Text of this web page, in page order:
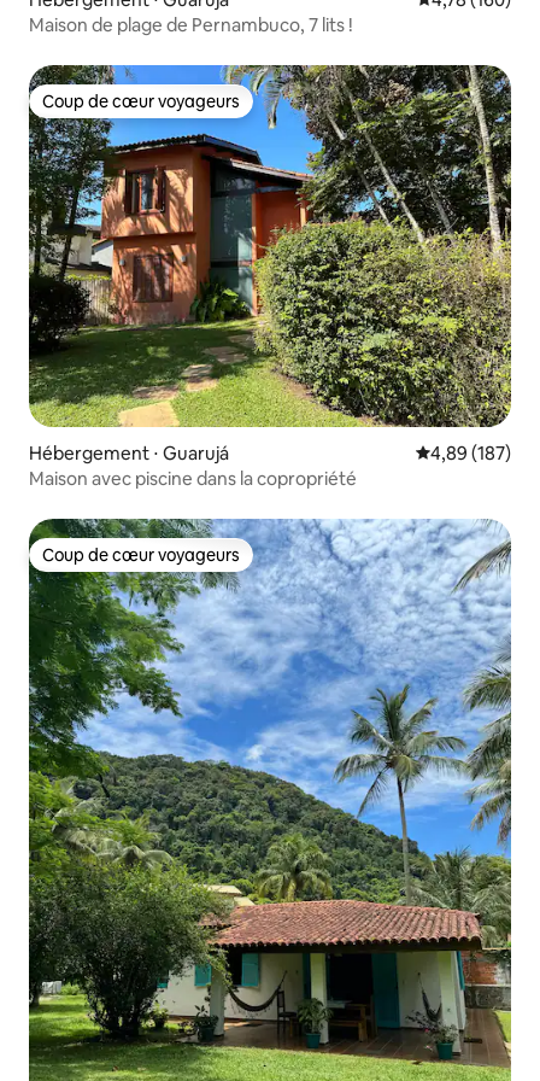
Maison de plage de Pernambuco, 7 lits !
Coup de cœur voyageurs
Coup de cœur voyageurs
Hébergement ⋅ Guarujá Évaluation
4,89 (187)
Maison avec piscine dans la copropriété
Coup de cœur voyageurs
Coup de cœur voyageurs